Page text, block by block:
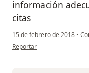
información
citas
15 de febrero de 2018 •
en opinión del usuario
Reportar